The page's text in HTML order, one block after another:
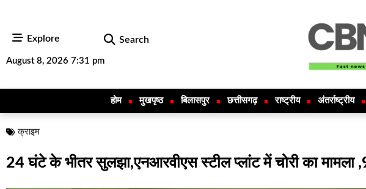
Explore Search
August 8, 2026 7:31 pm
होम मुखपृष्ठ बिलासपुर छत्तीसगढ़ राष्ट्रीय अंतर्राष्ट्रीय
क्राइम
24 घंटे के भीतर सुलझा,एनआरवीएस स्टील प्लांट में चोरी का